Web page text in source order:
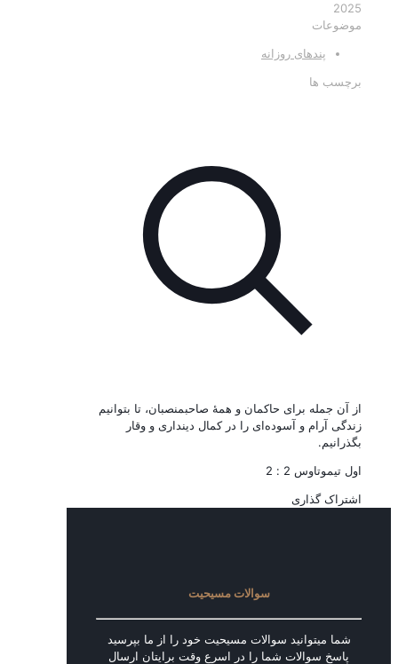
2025
موضوعات
پندهای روزانه
برچسب ها
از آن جمله برای حاکمان و همۀ صاحبمنصبان، تا بتوانیم
زندگی آرام و آسوده‌ای را در کمال دینداری و وقار
بگذرانیم.
اول تیموتاوس 2 : 2
اشتراک گذاری
سوالات مسیحیت
شما میتوانید سوالات مسیحیت خود را از ما بپرسید
پاسخ سوالات شما را در اسرع وقت برایتان ارسال